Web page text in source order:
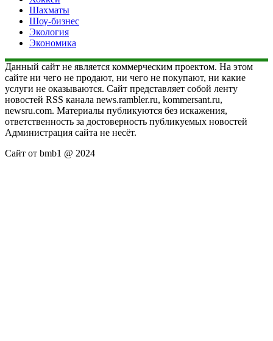
Шахматы
Шоу-бизнес
Экология
Экономика
Данный сайт не является коммерческим проектом. На этом
сайте ни чего не продают, ни чего не покупают, ни какие
услуги не оказываются. Сайт представляет собой ленту
новостей RSS канала news.rambler.ru, kommersant.ru,
newsru.com. Материалы публикуются без искажения,
ответственность за достоверность публикуемых новостей
Администрация сайта не несёт.
Сайт от bmb1 @ 2024